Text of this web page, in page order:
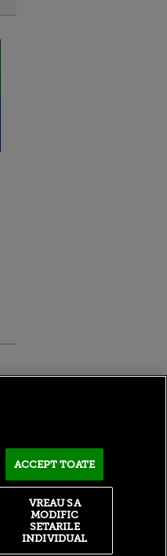
ACCEPT TOATE
VREAU SA
MODIFIC
SETARILE
INDIVIDUAL